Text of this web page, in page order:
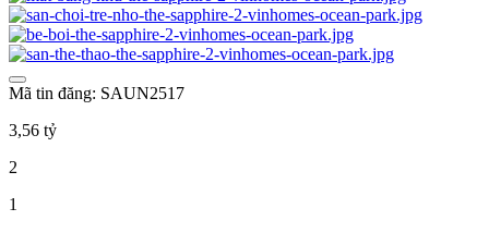
Mã tin đăng: SAUN2517
3,56 tỷ
2
1